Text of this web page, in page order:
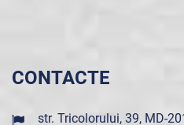
CONTACTE
str. Tricolorului, 39, MD-